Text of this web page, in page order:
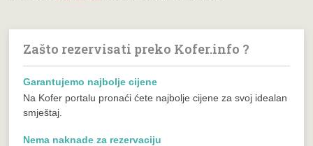
Zašto rezervisati preko Kofer.info ?
Garantujemo najbolje cijene
Na Kofer portalu pronaći ćete najbolje cijene za svoj idealan
smještaj.
Nema naknade za rezervaciju